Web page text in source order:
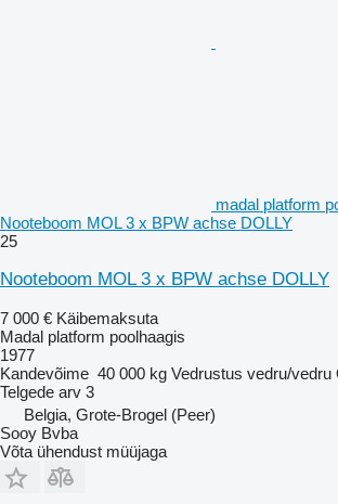
madal platform
Nooteboom MOL 3 x BPW achse DOLLY
25
Nooteboom MOL 3 x BPW achse DOLLY
7 000 € Käibemaksuta
Madal platform poolhaagis
1977
Kandevõime 40 000 kg Vedrustus vedru/vedru
Telgede arv 3
Belgia, Grote-Brogel (Peer)
Sooy Bvba
Võta ühendust müüjaga